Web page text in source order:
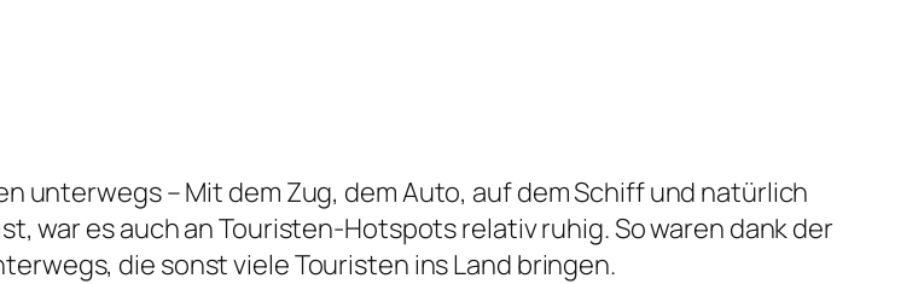
unterwegs – Mit dem Zug, dem Auto, auf dem Schiff und natürlich
war es auch an Touristen-Hotspots relativ ruhig. So waren dank der
die sonst viele Touristen ins Land bringen.